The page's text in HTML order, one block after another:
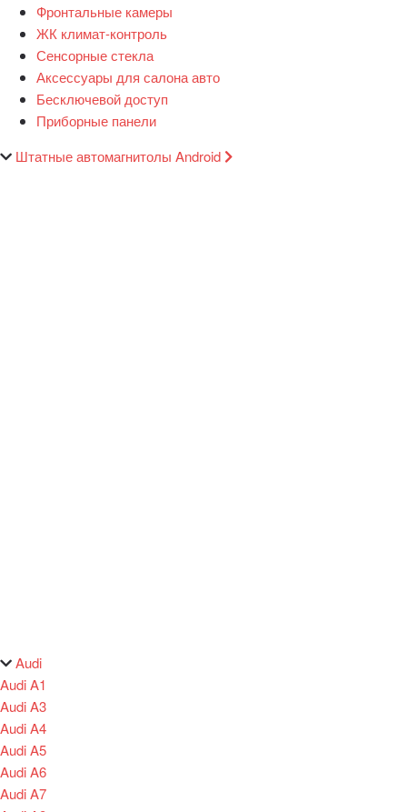
Фронтальные камеры
ЖК климат-контроль
Сенсорные стекла
Аксессуары для салона авто
Бесключевой доступ
Приборные панели
Штатные автомагнитолы Android
Audi
Audi A1
Audi A3
Audi A4
Audi A5
Audi A6
Audi A7